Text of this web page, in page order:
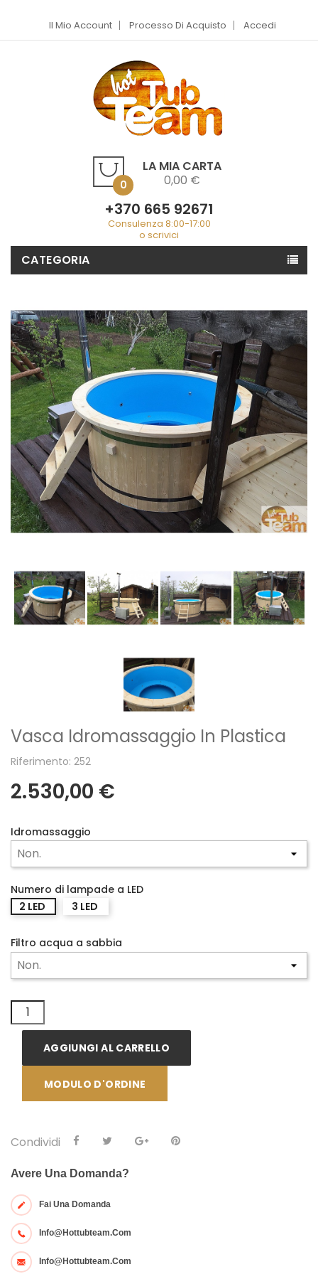
Il Mio Account Processo Di Acquisto Accedi
LA MIA CARTA
0 0,00 €
+370 665 92671
Consulenza 8:00-17:00
o scrivici
CATEGORIA
Vasca Idromassaggio In Plastica
Riferimento: 252
2.530,00 €
Idromassaggio
Numero di lampade a LED
2 LED
3 LED
Filtro acqua a sabbia
AGGIUNGI AL CARRELLO
MODULO D'ORDINE
Condividi
Avere Una Domanda?
Fai Una Domanda
Info@hottubteam.com
Info@hottubteam.com